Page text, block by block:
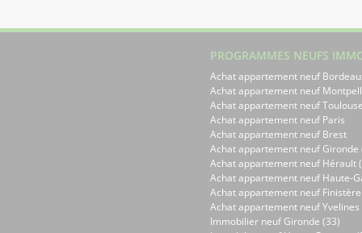
PROGRAMMES NEUFS
Achat appartement neuf
Achat appartement neuf
Achat appartement neuf Toulouse
Achat appartement neuf Paris
Achat appartement neuf Brest
Achat appartement neuf Gironde
Achat appartement neuf Hérault
Achat appartement neuf Haute-
Achat appartement neuf
Achat appartement neuf Yvelines
Immobilier neuf Gironde (33)